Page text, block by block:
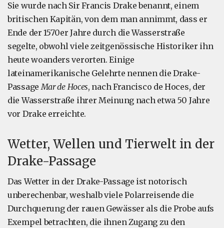
Sie wurde nach Sir Francis Drake benannt, einem
britischen Kapitän, von dem man annimmt, dass er
Ende der 1570er Jahre durch die Wasserstraße
segelte, obwohl viele zeitgenössische Historiker ihn
heute woanders verorten. Einige
lateinamerikanische Gelehrte nennen die Drake-
PassageMar de Hoces, nach Francisco de Hoces, der
die Wasserstraße ihrer Meinung nach etwa 50 Jahre
vor Drake erreichte.
Wetter, Wellen und Tierwelt in der
Drake-Passage
Das Wetter in der Drake-Passage ist notorisch
unberechenbar, weshalb viele Polarreisende die
Durchquerung der rauen Gewässer als die Probe aufs
Exempel betrachten, die ihnen Zugang zu den